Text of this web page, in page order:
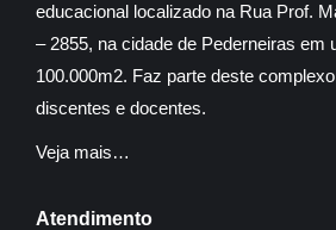
educacional localizado na Rua Prof.
– 2855, na cidade de Pederneiras em
100.000m2. Faz parte deste
discentes e docentes.
Veja mais…
Atendimento